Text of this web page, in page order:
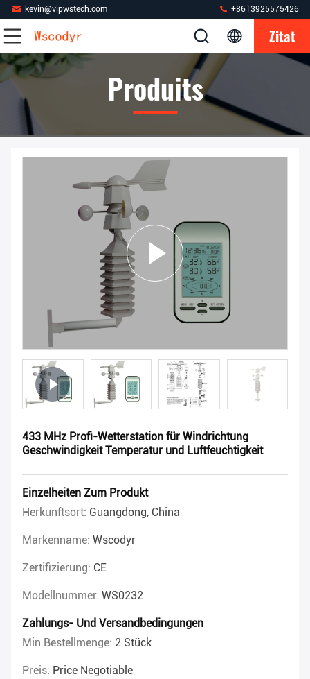
kevin@vipwstech.com +8613925575426
Zitat
Produits
433 MHz Profi-Wetterstation für Windrichtung
Geschwindigkeit Temperatur und Luftfeuchtigkeit
Einzelheiten Zum Produkt
Herkunftsort: Guangdong, China
Markenname: Wscodyr
Zertifizierung: CE
Modellnummer: WS0232
Zahlungs- Und Versandbedingungen
Min Bestellmenge: 2 Stück
Preis: Price Negotiable